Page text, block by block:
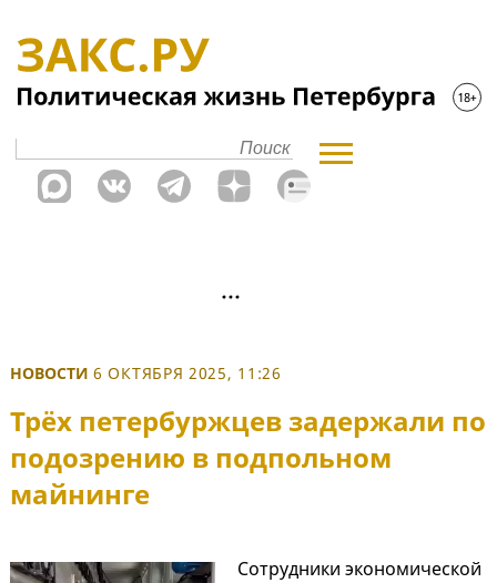
НОВОСТИ 6 ОКТЯБРЯ 2025, 11:26
Трёх петербуржцев задержали по
подозрению в подпольном
майнинге
Сотрудники экономической